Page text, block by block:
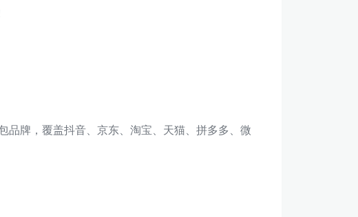
品牌，覆盖抖音、京东、淘宝、天猫、拼多多、微